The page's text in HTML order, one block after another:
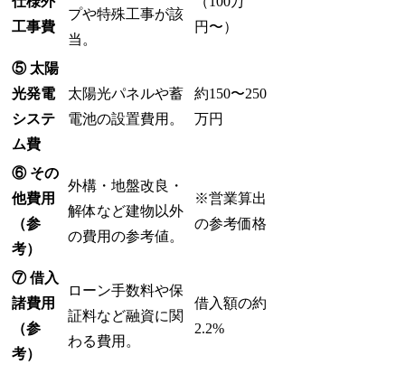
工事費
プや特殊工事が該
当。
円〜）
⑤ 太陽
光発電
システ
ム費
太陽光パネルや蓄
電池の設置費用。
約150〜250
万円
⑥ その
他費用
（参
考）
外構・地盤改良・
解体など建物以外
の費用の参考値。
※営業算出
の参考価格
⑦ 借入
諸費用
（参
考）
ローン手数料や保
証料など融資に関
わる費用。
借入額の約
2.2%